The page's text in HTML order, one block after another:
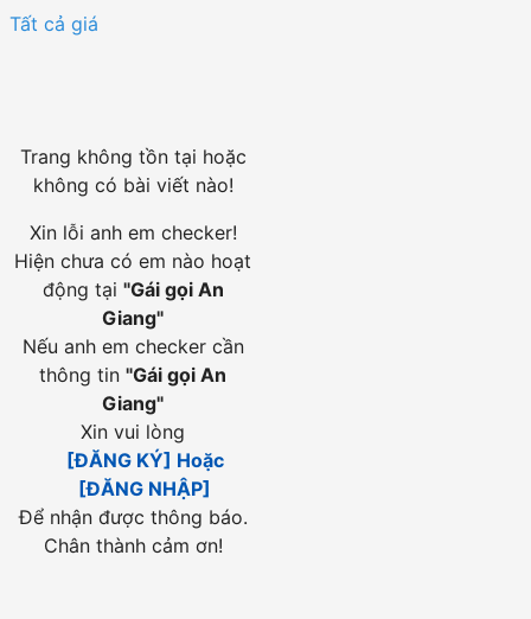
Tất cả giá
Trang không tồn tại hoặc
không có bài viết nào!
Xin lỗi anh em checker!
Hiện chưa có em nào hoạt
động tại "Gái gọi An
Giang"
Nếu anh em checker cần
thông tin"Gái gọi An
Giang"
Xin vui lòng
[ĐĂNG KÝ] Hoặc
[ĐĂNG NHẬP]
Để nhận được thông báo.
Chân thành cảm ơn!